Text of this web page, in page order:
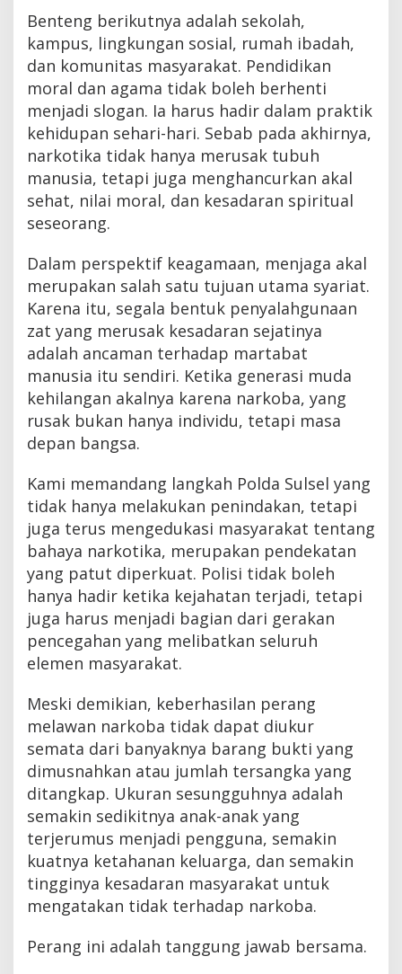
Benteng berikutnya adalah sekolah,
kampus, lingkungan sosial, rumah ibadah,
dan komunitas masyarakat. Pendidikan
moral dan agama tidak boleh berhenti
menjadi slogan. Ia harus hadir dalam praktik
kehidupan sehari-hari. Sebab pada akhirnya,
narkotika tidak hanya merusak tubuh
manusia, tetapi juga menghancurkan akal
sehat, nilai moral, dan kesadaran spiritual
seseorang.
Dalam perspektif keagamaan, menjaga akal
merupakan salah satu tujuan utama syariat.
Karena itu, segala bentuk penyalahgunaan
zat yang merusak kesadaran sejatinya
adalah ancaman terhadap martabat
manusia itu sendiri. Ketika generasi muda
kehilangan akalnya karena narkoba, yang
rusak bukan hanya individu, tetapi masa
depan bangsa.
Kami memandang langkah Polda Sulsel yang
tidak hanya melakukan penindakan, tetapi
juga terus mengedukasi masyarakat tentang
bahaya narkotika, merupakan pendekatan
yang patut diperkuat. Polisi tidak boleh
hanya hadir ketika kejahatan terjadi, tetapi
juga harus menjadi bagian dari gerakan
pencegahan yang melibatkan seluruh
elemen masyarakat.
Meski demikian, keberhasilan perang
melawan narkoba tidak dapat diukur
semata dari banyaknya barang bukti yang
dimusnahkan atau jumlah tersangka yang
ditangkap. Ukuran sesungguhnya adalah
semakin sedikitnya anak-anak yang
terjerumus menjadi pengguna, semakin
kuatnya ketahanan keluarga, dan semakin
tingginya kesadaran masyarakat untuk
mengatakan tidak terhadap narkoba.
Perang ini adalah tanggung jawab bersama.